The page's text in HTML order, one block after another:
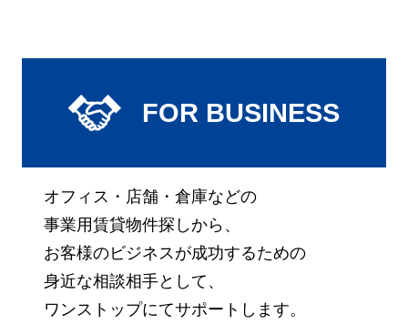
FOR BUSINESS
オフィス・店舗・倉庫などの
事業用賃貸物件探しから、
お客様のビジネスが成功するための
身近な相談相手として、
ワンストップにてサポートします。